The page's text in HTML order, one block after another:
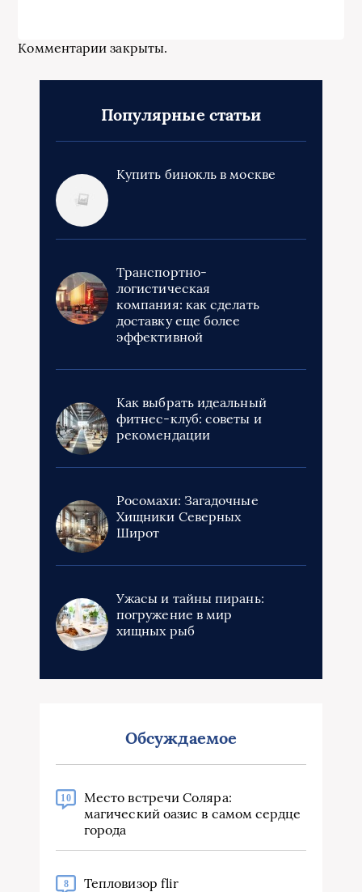
Комментарии закрыты.
Популярные статьи
Купить бинокль в москве
Транспортно-
логистическая
компания: как сделать
доставку еще более
эффективной
Как выбрать идеальный
фитнес-клуб: советы и
рекомендации
Росомахи: Загадочные
Хищники Северных
Широт
Ужасы и тайны пирань:
погружение в мир
хищных рыб
Обсуждаемое
10
Место встречи Соляра:
магический оазис в самом сердце
города
8 Тепловизор flir